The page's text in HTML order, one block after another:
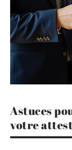
Astuces
votre